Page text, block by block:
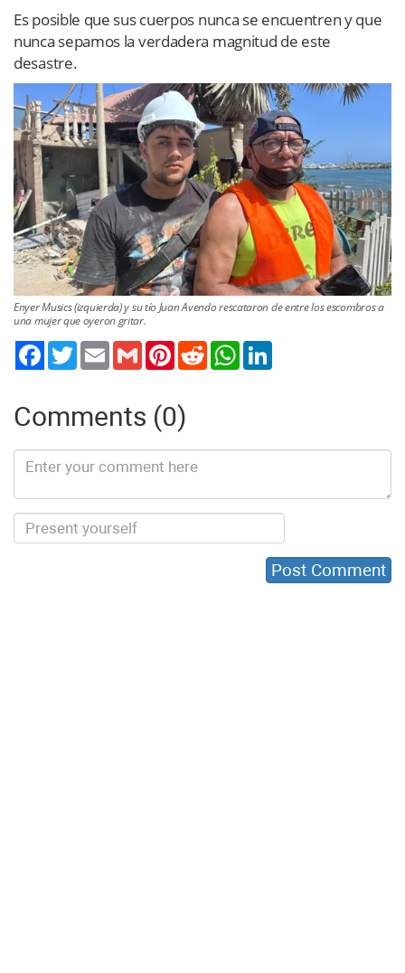
Es posible que sus cuerpos nunca se encuentren y que
nunca sepamos la verdadera magnitud de este
desastre.
Enyer Musics (izquierda) y su tío Juan Avendo rescataron de entre los escombros a
una mujer que oyeron gritar.
TwitterEmail Gmail PinterestReddit WhatsApp
Comments (0)